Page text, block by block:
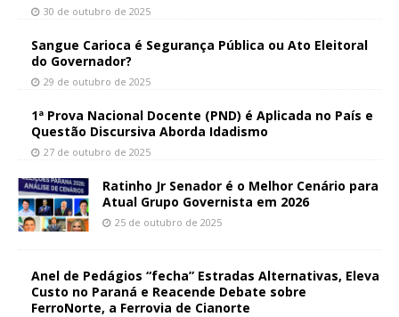
30 de outubro de 2025
Sangue Carioca é Segurança Pública ou Ato Eleitoral
do Governador?
29 de outubro de 2025
1ª Prova Nacional Docente (PND) é Aplicada no País e
Questão Discursiva Aborda Idadismo
27 de outubro de 2025
Ratinho Jr Senador é o Melhor Cenário para
Atual Grupo Governista em 2026
25 de outubro de 2025
Anel de Pedágios “fecha” Estradas Alternativas, Eleva
Custo no Paraná e Reacende Debate sobre
FerroNorte, a Ferrovia de Cianorte